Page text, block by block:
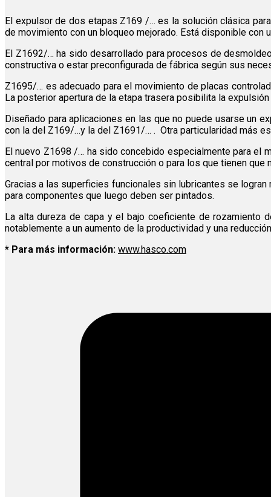
El expulsor de dos etapas Z169 /… es la solución clásica
de movimiento con un bloqueo mejorado. Está disponible
El Z1692/… ha sido desarrollado para procesos de
constructiva o estar preconfigurada de fábrica según sus
Z1695/… es adecuado para el movimiento de placas
La posterior apertura de la etapa trasera posibilita la
Diseñado para aplicaciones en las que no puede usarse un
con la del Z169/…y la del Z1691/… . Otra particularidad más
El nuevo Z1698 /… ha sido concebido especialmente para el
central por motivos de construcción o para los que tienen
Gracias a las superficies funcionales sin lubricantes se
para componentes que luego deben ser pintados.
La alta dureza de capa y el bajo coeficiente de rozamiento
notablemente a un aumento de la productividad y una
* Para más información: www.hasco.com